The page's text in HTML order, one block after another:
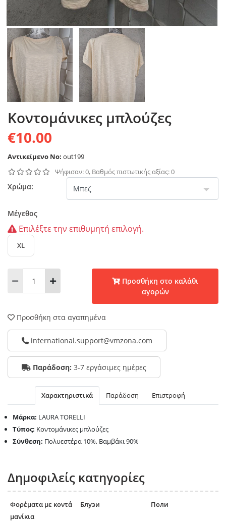
Κοντομάνικες μπλούζες
€10.00
Αντικείμενο No: out199
Ψήφισαν: 0, Βαθμός πιστωτικής αξίας: 0
Χρώμα:
Μέγεθος
Επιλέξτε την επιθυμητή επιλογή.
XL
αγορών
Προσθήκη στα αγαπημένα
international.support@vmzona.com
Παράδοση: 3-7 εργάσιμες ημέρες
Χαρακτηριστικά Παράδοση Επιστροφή
Μάρκα: LAURA TORELLI
Τύπος: Κοντομάνικες μπλούζες
Σύνθεση: Πολυεστέρα 10%, Βαμβάκι 90%
Δημοφιλείς κατηγορίες
Φορέματα με κοντά
μανίκια
Блузи Поли